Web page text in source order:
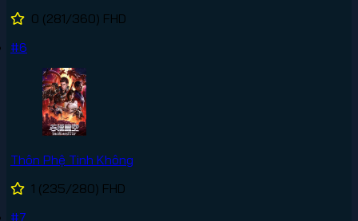
0 (281/360) FHD
#6
Thôn Phệ Tinh Không
1 (235/280) FHD
#7